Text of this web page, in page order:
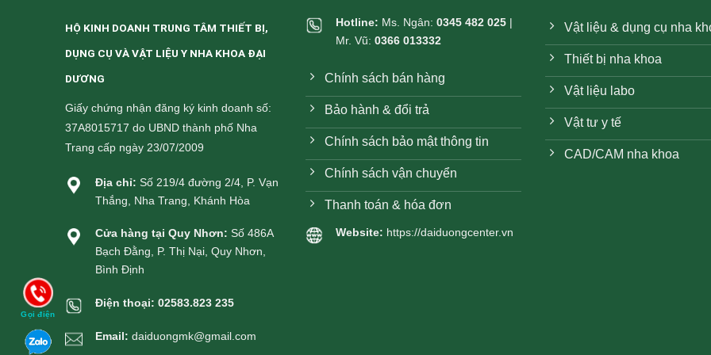
HỘ KINH DOANH TRUNG TÂM THIẾT BỊ,
DỤNG CỤ VÀ VẬT LIỆU Y NHA KHOA ĐẠI
DƯƠNG
Giấy chứng nhận đăng ký kinh doanh số:
37A8015717 do UBND thành phố Nha
Trang cấp ngày 23/07/2009
Địa chỉ: Số 219/4 đường 2/4, P. Vạn
Thắng, Nha Trang, Khánh Hòa
Cửa hàng tại Quy Nhơn: Số 486A
Bạch Đằng, P. Thị Nại, Quy Nhơn,
Bình Định
Điện thoại: 02583.823 235
Email: daiduongmk@gmail.com
Hotline: Ms. Ngân: 0345 482 025|
Mr. Vũ: 0366 013332
Chính sách bán hàng
Bảo hành & đổi trả
Chính sách bảo mật thông tin
Chính sách vận chuyển
Thanh toán & hóa đơn
Website: https://daiduongcenter.vn
Vật liệu & dụng cụ nha
Thiết bị nha khoa
Vật liệu labo
Vật tư y tế
CAD/CAM nha khoa
Gọi điện